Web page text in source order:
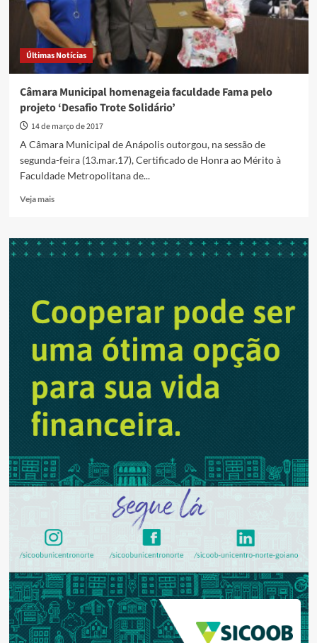
Últimas Notícias
Câmara Municipal homenageia faculdade Fama pelo
projeto ‘Desafio Trote Solidário’
14 de março de 2017
A Câmara Municipal de Anápolis outorgou, na sessão de
segunda-feira (13.mar.17), Certificado de Honra ao Mérito à
Faculdade Metropolitana de...
Veja maisRead
Câmara
Municipal
pelo
projeto
Trote
Solidário’